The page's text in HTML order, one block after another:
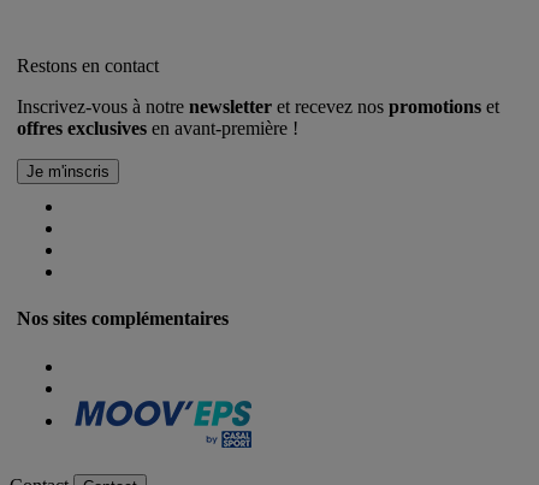
Restons en contact
Inscrivez-vous à notre newsletter et recevez nos promotions et
offres exclusives en avant-première !
Nos sites complémentaires